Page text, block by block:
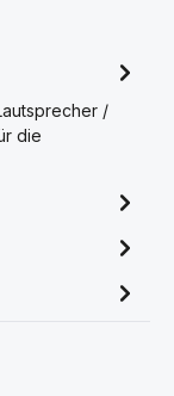
/
die